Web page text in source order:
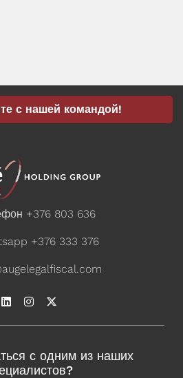
с нашей командой!
+376 803 636
+376 333 376
с одним из наших